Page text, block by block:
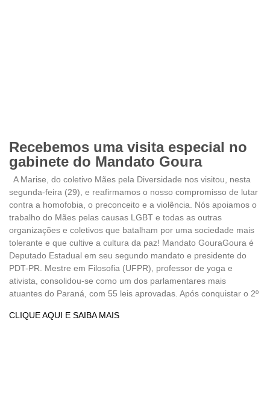
Recebemos uma visita especial no
gabinete do Mandato Goura
A Marise, do coletivo Mães pela Diversidade nos visitou, nesta
segunda-feira (29), e reafirmamos o nosso compromisso de lutar
contra a homofobia, o preconceito e a violência. Nós apoiamos o
trabalho do Mães pelas causas LGBT e todas as outras
organizações e coletivos que batalham por uma sociedade mais
tolerante e que cultive a cultura da paz! Mandato GouraGoura é
Deputado Estadual em seu segundo mandato e presidente do
PDT-PR. Mestre em Filosofia (UFPR), professor de yoga e
ativista, consolidou-se como um dos parlamentares mais
atuantes do Paraná, com 55 leis aprovadas. Após conquistar o 2º
CLIQUE AQUI E SAIBA MAIS